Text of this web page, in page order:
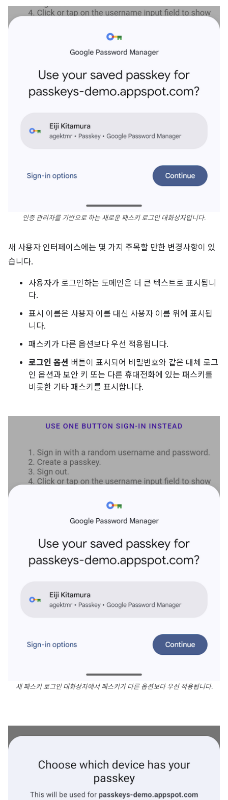
인증 관리자를 기반으로 하는 새로운 패스키 로그인 대화상자입니다.
새 사용자 인터페이스에는 몇 가지 주목할 만한 변경사항이 있
습니다.
사용자가 로그인하는 도메인은 더 큰 텍스트로 표시됩니
다.
표시 이름은 사용자 이름 대신 사용자 이름 위에 표시됩
니다.
패스키가 다른 옵션보다 우선 적용됩니다.
로그인 옵션 버튼이 표시되어 비밀번호와 같은 대체 로그
인 옵션과 보안 키 또는 다른 휴대전화에 있는 패스키를
비롯한 기타 패스키를 표시합니다.
새 패스키 로그인 대화상자에서 패스키가 다른 옵션보다 우선 적용됩니다.